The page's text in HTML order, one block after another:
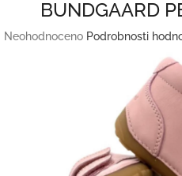
BUNDGAARD
Průměrné
Neohodnoceno Podrobnosti